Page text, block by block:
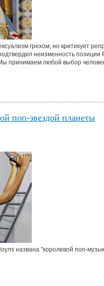
грехом, но критикует
неизменность позиции
принимаем любой выбор
поп-звездой планеты
названа "королевой поп-